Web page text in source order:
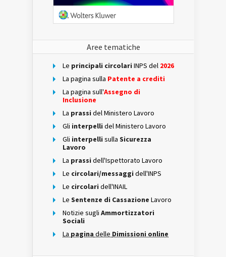
Aree tematiche
Le principali circolari INPS del 2026
La pagina sulla Patente a crediti
La pagina sull'Assegno di
Inclusione
La prassi del Ministero Lavoro
Gli interpelli del Ministero Lavoro
Gli interpelli sulla Sicurezza
Lavoro
La prassi dell'Ispettorato Lavoro
Le circolari/messaggi dell'INPS
Le circolari dell'INAIL
Le Sentenze di Cassazione Lavoro
Notizie sugli Ammortizzatori
Sociali
La pagina delle Dimissioni online